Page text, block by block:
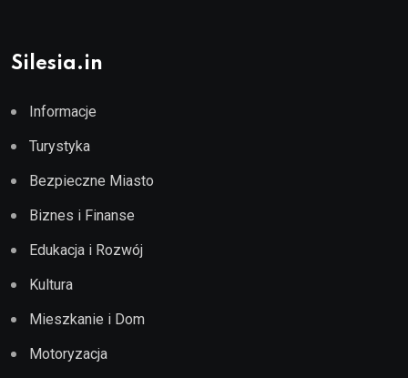
Silesia.in
Informacje
Turystyka
Bezpieczne Miasto
Biznes i Finanse
Edukacja i Rozwój
Kultura
Mieszkanie i Dom
Motoryzacja